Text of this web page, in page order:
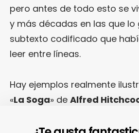
pero antes de todo esto se
y más décadas en las que lo
subtexto codificado que
leer entre líneas.
Hay ejemplos realmente
«La Soga» de Alfred
Espartaco» deStanley